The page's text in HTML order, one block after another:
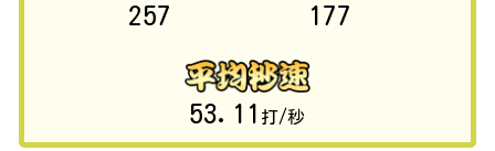
257 177
53.11 打/秒